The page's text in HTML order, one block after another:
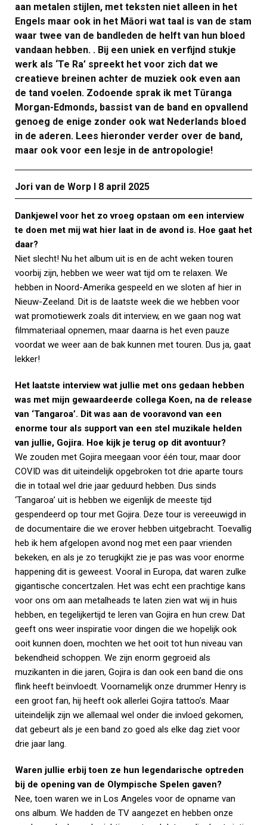
aan metalen stijlen, met teksten niet alleen in het
Engels maar ook in het Māori wat taal is van de stam
waar twee van de bandleden de helft van hun bloed
vandaan hebben. . Bij een uniek en verfijnd stukje
werk als ‘Te Ra’ spreekt het voor zich dat we
creatieve breinen achter de muziek ook even aan
de tand voelen. Zodoende sprak ik met Tūranga
Morgan-Edmonds, bassist van de band en opvallend
genoeg de enige zonder ook wat Nederlands bloed
in de aderen. Lees hieronder verder over de band,
maar ook voor een lesje in de antropologie!
Jori van de Worp Ι 8 april 2025
Dankjewel voor het zo vroeg opstaan om een interview
te doen met mij wat hier laat in de avond is. Hoe gaat het
daar?
Niet slecht! Nu het album uit is en de acht weken touren
voorbij zijn, hebben we weer wat tijd om te relaxen. We
hebben in Noord-Amerika gespeeld en we sloten af hier in
Nieuw-Zeeland. Dit is de laatste week die we hebben voor
wat promotiewerk zoals dit interview, en we gaan nog wat
filmmateriaal opnemen, maar daarna is het even pauze
voordat we weer aan de bak kunnen met touren. Dus ja, gaat
lekker!
Het laatste interview wat jullie met ons gedaan hebben
was met mijn gewaardeerde collega Koen, na de release
van ‘Tangaroa’. Dit was aan de vooravond van een
enorme tour als support van een stel muzikale helden
van jullie, Gojira. Hoe kijk je terug op dit avontuur?
We zouden met Gojira meegaan voor één tour, maar door
COVID was dit uiteindelijk opgebroken tot drie aparte tours
die in totaal wel drie jaar geduurd hebben. Dus sinds
‘Tangaroa’ uit is hebben we eigenlijk de meeste tijd
gespendeerd op tour met Gojira. Deze tour is vereeuwigd in
de documentaire die we erover hebben uitgebracht. Toevallig
heb ik hem afgelopen avond nog met een paar vrienden
bekeken, en als je zo terugkijkt zie je pas was voor enorme
happening dit is geweest. Vooral in Europa, dat waren zulke
gigantische concertzalen. Het was echt een prachtige kans
voor ons om aan metalheads te laten zien wat wij in huis
hebben, en tegelijkertijd te leren van Gojira en hun crew. Dat
geeft ons weer inspiratie voor dingen die we hopelijk ook
ooit kunnen doen, mochten we het ooit tot hun niveau van
bekendheid schoppen. We zijn enorm gegroeid als
muzikanten in die jaren, Gojira is dan ook een band die ons
flink heeft beïnvloedt. Voornamelijk onze drummer Henry is
een groot fan, hij heeft ook allerlei Gojira tattoo’s. Maar
uiteindelijk zijn we allemaal wel onder die invloed gekomen,
dat gebeurt als je een band zo goed als elke dag ziet voor
drie jaar lang.
Waren jullie erbij toen ze hun legendarische optreden
bij de opening van de Olympische Spelen gaven?
Nee, toen waren we in Los Angeles voor de opname van
ons album. We hadden de TV aangezet en hebben onze